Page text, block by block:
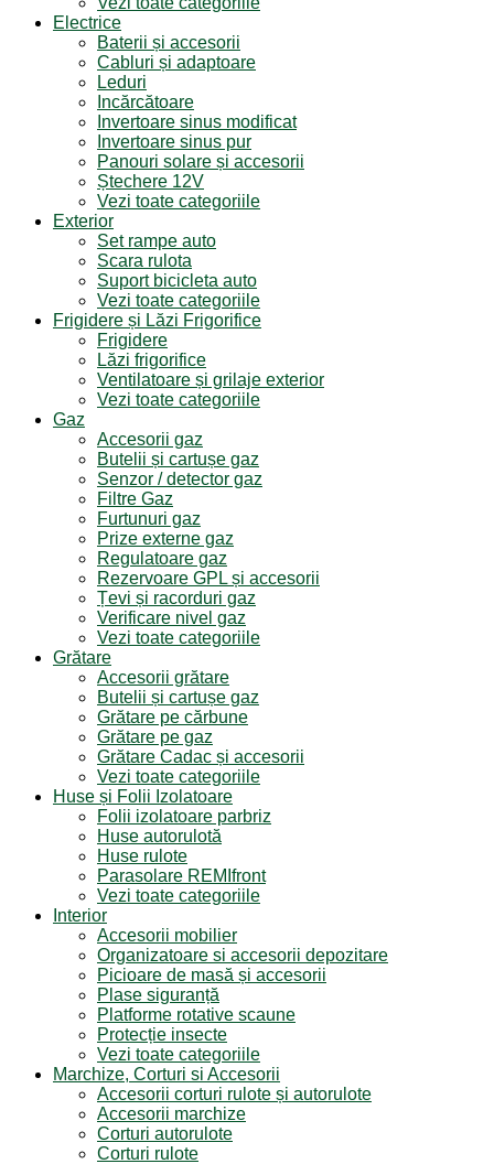
Electrice
Baterii și accesorii
Cabluri și adaptoare
Leduri
Incărcătoare
Invertoare sinus modificat
Invertoare sinus pur
Panouri solare și accesorii
Ștechere 12V
Vezi toate categoriile
Exterior
Set rampe auto
Scara rulota
Suport bicicleta auto
Vezi toate categoriile
Frigidere și Lăzi Frigorifice
Frigidere
Lăzi frigorifice
Ventilatoare și grilaje exterior
Vezi toate categoriile
Gaz
Accesorii gaz
Butelii și cartușe gaz
Senzor / detector gaz
Filtre Gaz
Furtunuri gaz
Prize externe gaz
Regulatoare gaz
Rezervoare GPL și accesorii
Țevi și racorduri gaz
Verificare nivel gaz
Vezi toate categoriile
Grătare
Accesorii grătare
Butelii și cartușe gaz
Grătare pe cărbune
Grătare pe gaz
Grătare Cadac și accesorii
Vezi toate categoriile
Huse și Folii Izolatoare
Folii izolatoare parbriz
Huse autorulotă
Huse rulote
Parasolare REMIfront
Vezi toate categoriile
Interior
Accesorii mobilier
Organizatoare si accesorii depozitare
Picioare de masă și accesorii
Plase siguranță
Platforme rotative scaune
Protecție insecte
Vezi toate categoriile
Marchize, Corturi si Accesorii
Accesorii corturi rulote și autorulote
Accesorii marchize
Corturi autorulote
Corturi rulote